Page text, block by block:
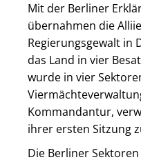
Mit der Berliner
übernahmen die
Regierungsgewalt in
das Land in vier
wurde in vier
Kommandantur,
ihrer ersten Sitzung
Die Berliner